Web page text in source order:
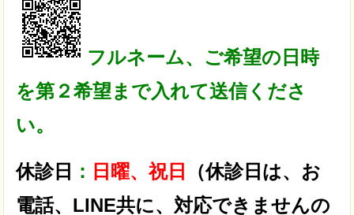
フルネーム、ご希望の日時
を第２希望まで入れて送信くださ
い。
休診日 ： 日曜、祝日
（休診日は、お
電話、LINE共に、対応できませんの